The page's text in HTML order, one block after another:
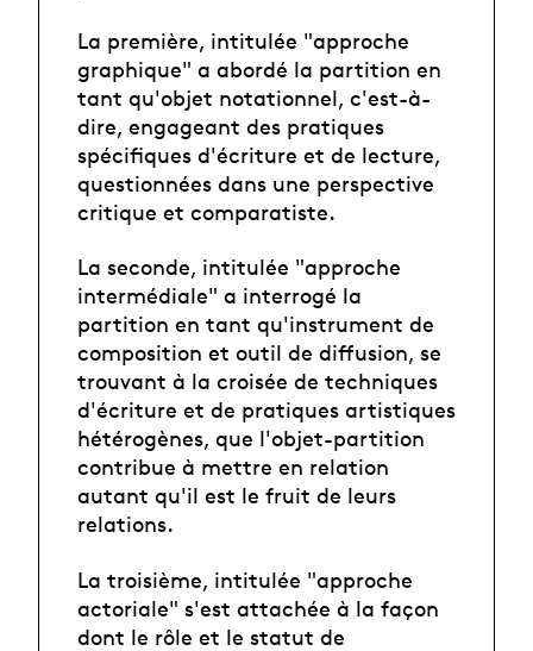
La première, intitulée "approche
graphique" a abordé la partition en
tant qu'objet notationnel, c'est-à-
dire, engageant des pratiques
spécifiques d'écriture et de lecture,
questionnées dans une perspective
critique et comparatiste.
La seconde, intitulée "approche
intermédiale" a interrogé la
partition en tant qu'instrument de
composition et outil de diffusion, se
trouvant à la croisée de techniques
d'écriture et de pratiques artistiques
hétérogènes, que l'objet-partition
contribue à mettre en relation
autant qu'il est le fruit de leurs
relations.
La troisième, intitulée "approche
actoriale" s'est attachée à la façon
dont le rôle et le statut de